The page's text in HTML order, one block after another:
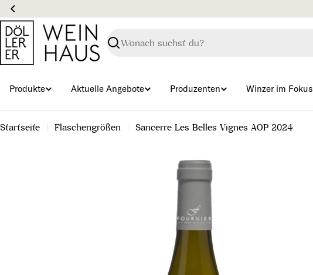
Zum
Inhalt
springen
Suchen
Produkte Aktuelle Angebote Produzenten Winzer im Fokus
Startseite Flaschengrößen Sancerre Les Belles Vignes AOP 2024